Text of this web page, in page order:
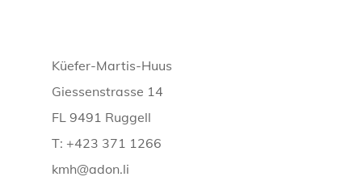
Küefer-Martis-Huus
Giessenstrasse 14
FL 9491 Ruggell
T: +423 371 1266
kmh@adon.li